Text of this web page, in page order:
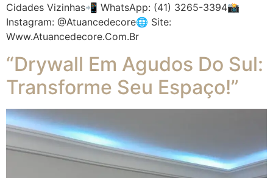
Cidades Vizinhas📲 WhatsApp: (41) 3265-3394📸
Instagram: @atuancedecore🌐 Site:
Www.atuancedecore.com.br
“Drywall Em Agudos Do Sul:
Transforme Seu Espaço!”